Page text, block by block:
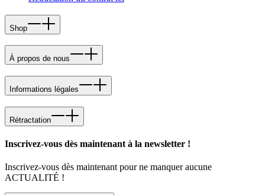
Shop
À propos de nous
Informations légales
Rétractation
Inscrivez-vous dès maintenant à la newsletter !
Inscrivez-vous dès maintenant pour ne manquer aucune
ACTUALITÉ !